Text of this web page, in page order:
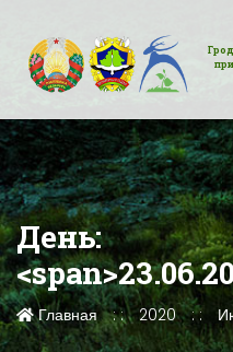
День:
Главная 2020